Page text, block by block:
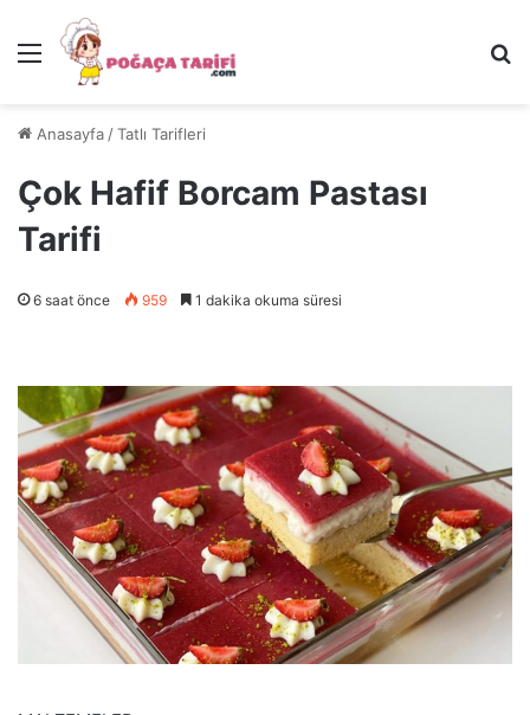
Menü
Anasayfa /Tatlı Tarifleri
Çok Hafif Borcam Pastası
Tarifi
6 saat önce 959 1 dakika okuma süresi